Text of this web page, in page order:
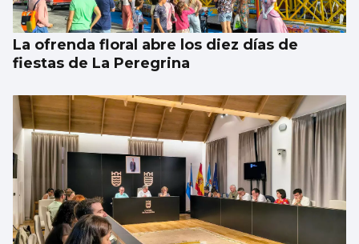
La ofrenda floral abre los diez días de
fiestas de La Peregrina